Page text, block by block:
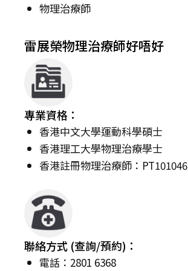
物理治療師
雷展榮物理治療師好唔好
專業資格：
香港中文大學運動科學碩士
香港理工大學物理治療學士
香港註冊物理治療師：PT101046
聯絡方式 (查詢/預約)：
電話：2801 6368